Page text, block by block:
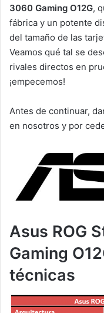
3060 Gaming O12G,
fábrica y un potente
del tamaño de las
Veamos qué tal se
rivales directos en
¡empecemos!
Antes de continuar,
en nosotros y por
Asus ROG
Gaming
técnicas